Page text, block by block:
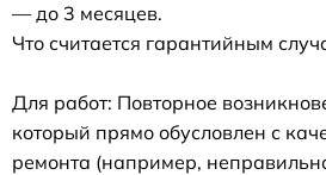
— до 3 месяцев.
Что считается гарантийным
Для работ: Повторное
который прямо обусловлен с
ремонта (например,